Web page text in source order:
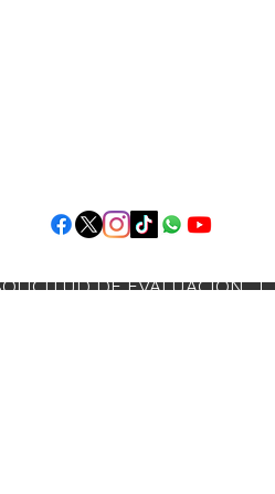
DE EVALUACIÓN